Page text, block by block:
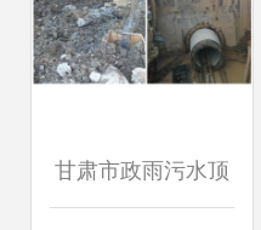
甘肃市政雨污水顶